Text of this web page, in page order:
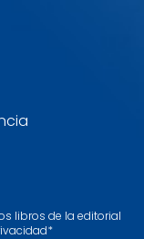
libros de la editorial
*